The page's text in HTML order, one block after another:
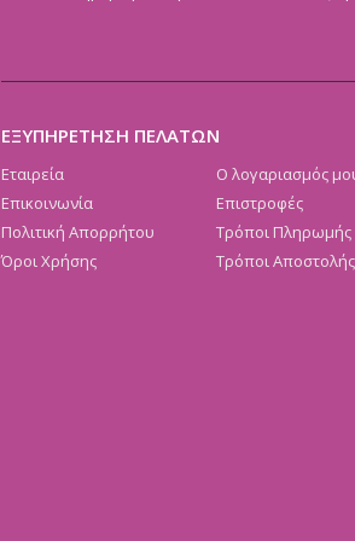
ΕΞΥΠΗΡΕΤΗΣΗ ΠΕΛΑΤΩΝ
Εταιρεία
Επικοινωνία
Πολιτική Απορρήτου
Όροι Χρήσης
Ο λογαριασμός
Επιστροφές
Τρόποι Πληρωμής
Τρόποι Αποστολής